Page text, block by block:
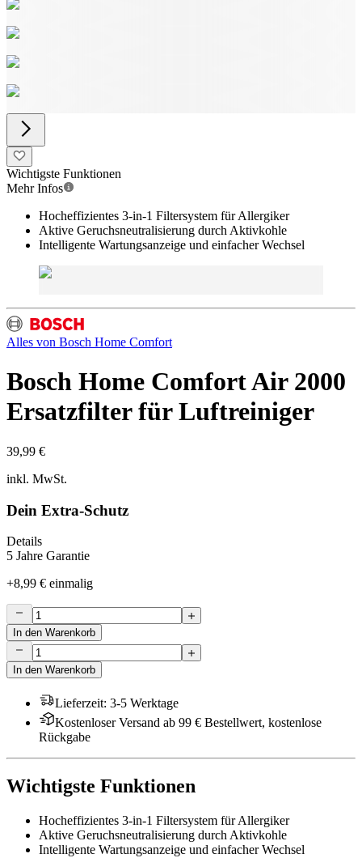
Wichtigste Funktionen
Mehr Infos
Hocheffizientes 3-in-1 Filtersystem für Allergiker
Aktive Geruchsneutralisierung durch Aktivkohle
Intelligente Wartungsanzeige und einfacher Wechsel
Alles von Bosch Home Comfort
Bosch Home Comfort Air 2000
Ersatzfilter für Luftreiniger
39,99 €
inkl. MwSt.
Dein Extra-Schutz
Details
5 Jahre Garantie
+8,99 € einmalig
In den Warenkorb
In den Warenkorb
Lieferzeit: 3-5 Werktage
Kostenloser Versand ab 99 € Bestellwert, kostenlose
Rückgabe
Wichtigste Funktionen
Hocheffizientes 3-in-1 Filtersystem für Allergiker
Aktive Geruchsneutralisierung durch Aktivkohle
Intelligente Wartungsanzeige und einfacher Wechsel